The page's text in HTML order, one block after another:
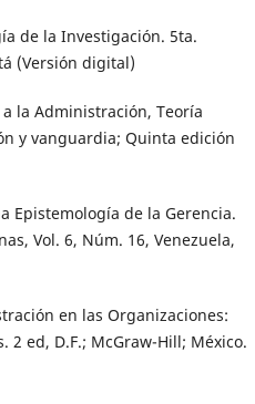
de la Investigación. 5ta.
(Versión digital)
la Administración, Teoría
y vanguardia; Quinta edición
Epistemología de la Gerencia.
Vol. 6, Núm. 16, Venezuela,
en las Organizaciones:
ed, D.F.; McGraw-Hill; México.